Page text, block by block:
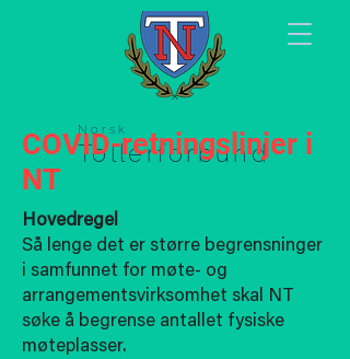
Norsk
Tollerforbund
COVID-retningslinjer i
NT
Hovedregel
Så lenge det er større begrensninger
i samfunnet for møte- og
arrangementsvirksomhet skal NT
søke å begrense antallet fysiske
møteplasser.